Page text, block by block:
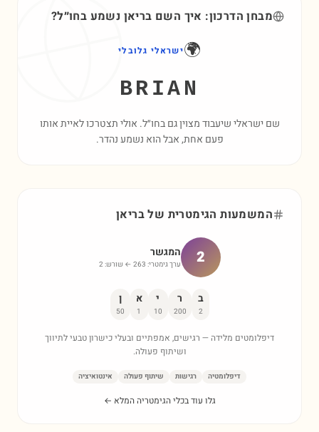
מבחן הדרכון: איך השם בריאן נשמע בחו״ל?
🌍ישראלי גלובלי
BRIAN
שם ישראלי שיעבוד מצוין גם בחו״ל. אולי תצטרכו לאיית אותו
פעם אחת, אבל הוא נשמע נהדר.
המשמעות הגימטרית שלבריאן
2 המגשר
ערך גימטרי: 263 ← שורש:2
ב
2
ר
200
י
10
א
1
ן
50
דיפלומטים מלידה — רגישים, אמפתיים ובעלי כישרון טבעי לתיווך
ושיתוף פעולה.
דיפלומטיה רגישות שיתוף פעולה אינטואיציה
גלו עוד בכלי הגימטריה המלא ←